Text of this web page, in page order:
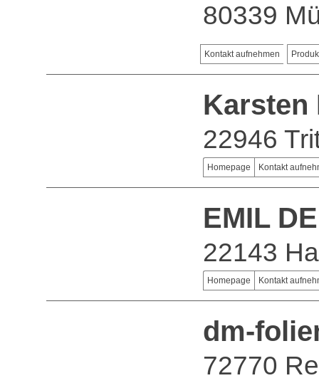
80339
Kontakt aufnehmen
Karsten
22946
Homepage Kontakt
EMIL
22143
Homepage Kontakt
dm-
72770